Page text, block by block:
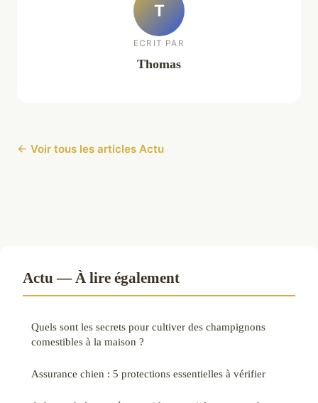
T
ECRIT PAR
Thomas
← Voir tous les articles Actu
Actu — À lire également
Quels sont les secrets pour cultiver des champignons
comestibles à la maison ?
Assurance chien : 5 protections essentielles à vérifier